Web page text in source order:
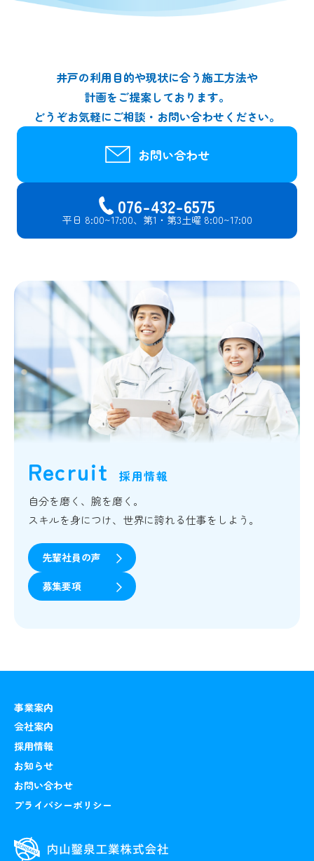
井戸の利用目的や現状に合う施工方法や
計画をご提案しております。
どうぞお気軽にご相談・お問い合わせください。
お問い合わせ
076-432-6575
平日 8:00~17:00、第1・第3土曜 8:00~17:00
Recruit 採用情報
自分を磨く、腕を磨く。
スキルを身につけ、世界に誇れる仕事をしよう。
先輩社員の声
募集要項
事業案内
会社案内
採用情報
お知らせ
お問い合わせ
プライバシーポリシー